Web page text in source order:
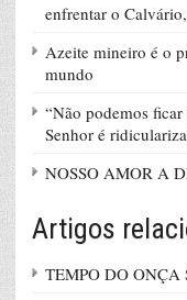
enfrentar o
Azeite mineiro é o
mundo
“Não podemos
Senhor é
NOSSO AMOR A
Artigos
TEMPO DO ONÇA